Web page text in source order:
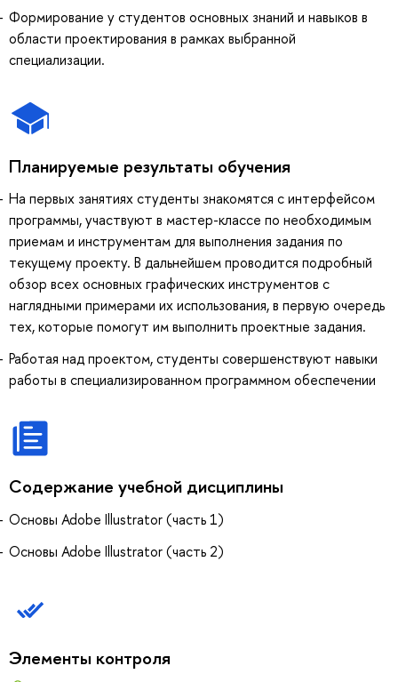
Формирование у студентов основных знаний и навыков в
области проектирования в рамках выбранной
специализации.
Планируемые результаты обучения
На первых занятиях студенты знакомятся с интерфейсом
программы, участвуют в мастер-классе по необходимым
приемам и инструментам для выполнения задания по
текущему проекту. В дальнейшем проводится подробный
обзор всех основных графических инструментов с
наглядными примерами их использования, в первую очередь
тех, которые помогут им выполнить проектные задания.
Работая над проектом, студенты совершенствуют навыки
работы в специализированном программном обеспечении
Содержание учебной дисциплины
Основы Adobe Illustrator (часть 1)
Основы Adobe Illustrator (часть 2)
Элементы контроля